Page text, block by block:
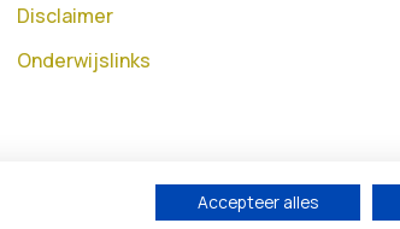
Disclaimer
Onderwijslinks
Accepteer alles